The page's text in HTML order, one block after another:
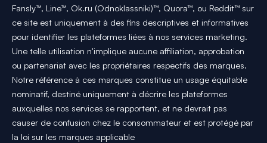
Fansly™, Line™, Ok.ru (Odnoklassniki)™, Quora™, ou Reddit™ sur
ce site est uniquement à des fins descriptives et informatives
pour identifier les plateformes liées à nos services marketing.
Une telle utilisation n'implique aucune affiliation, approbation
ou partenariat avec les propriétaires respectifs des marques.
Notre référence à ces marques constitue un usage équitable
nominatif, destiné uniquement à décrire les plateformes
auxquelles nos services se rapportent, et ne devrait pas
causer de confusion chez le consommateur et est protégé par
la loi sur les marques applicable